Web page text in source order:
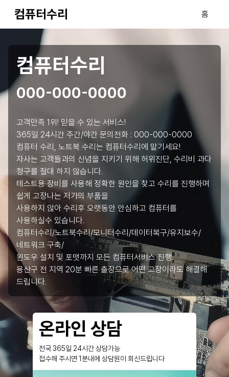
컴퓨터수리 홈
컴퓨터수리
000-000-0000
고객만족 1위! 믿을 수 있는 서비스!
365일 24시간 주간/야간 문의전화 : 000-000-0000
컴퓨터 수리, 노트북 수리는 컴퓨터수리에 맡기세요!
자사는 고객들과의 신념을 지키기 위해 허위진단, 수리비 과다
청구를 절대 하지 않습니다.
테스트용 장비를 사용해 정확한 원인을 찾고 수리를 진행하며
쉽게 고장나는 저가의 부품을
사용하지 않아 수리후 오랫동안 안심하고 컴퓨터를
사용하실수 있습니다.
컴퓨터수리/노트북수리/모니터수리/데이터복구/유지보수/
네트워크 구축/
윈도우 설치 및 포맷까지 모든 컴퓨터서비스 진행.
용산구 전 지역 20분 빠른 출장으로 어떤 고장이라도 해결해
드립니다.
온라인 상담
전국 365일 24시간 상담가능
접수해 주시면 1분내에 상담원이 회신드립니다